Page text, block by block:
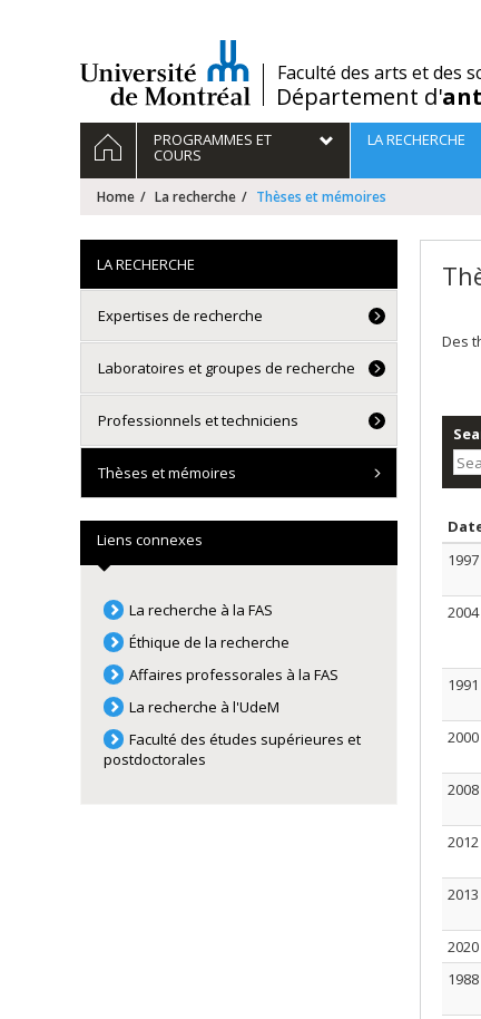
/Faculté des arts et des
Département d'
Navigation
principale
HOMEPROGRAMMES ET
COURS
LA RECHERCHE
Home La recherche Thèses et mémoires
Des
1997
2004
1991
2000
2008
2012
2013
2020
1988
LA RECHERCHE
Expertises de recherche
Laboratoires et groupes de recherche
Professionnels et techniciens
Thèses et mémoires
Liens connexes
La recherche à la FAS
Éthique de la recherche
Affaires professorales à la FAS
La recherche à l'UdeM
Faculté des études supérieures et
postdoctorales